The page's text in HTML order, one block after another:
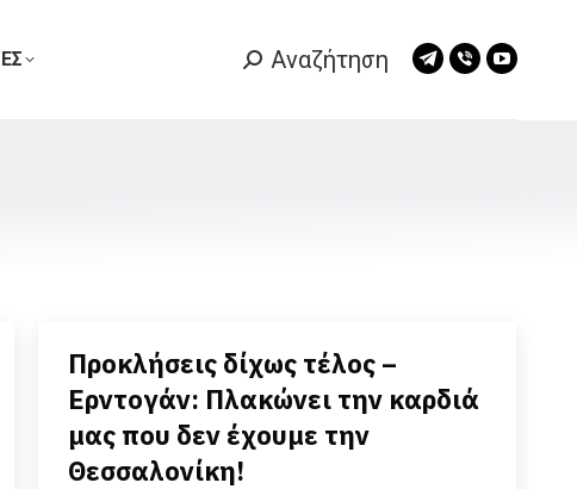
Search:
Αναζήτηση
Telegram
Viber
Προκλήσεις δίχως τέλος –
Ερντογάν: Πλακώνει την καρδιά
μας που δεν έχουμε την
Θεσσαλονίκη!